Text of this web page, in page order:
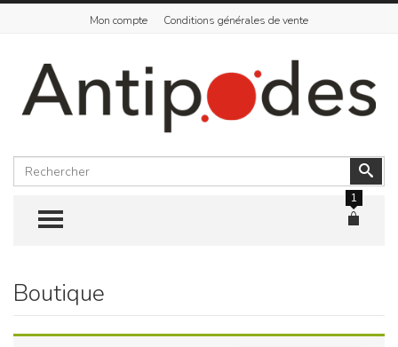
Mon compte Conditions générales de vente
Rechercher
TOGGLE MENU
1
Skip
content
Boutique